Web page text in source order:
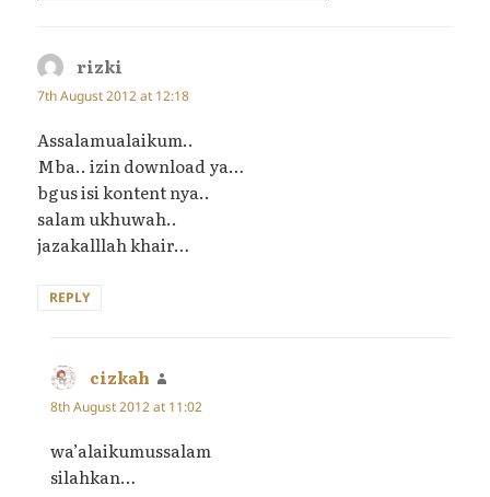
rizki
7th August 2012 at 12:18
Assalamualaikum..
Mba.. izin download ya…
bgus isi kontent nya..
salam ukhuwah..
jazakalllah khair…
REPLY
cizkah
8th August 2012 at 11:02
wa’alaikumussalam
silahkan…